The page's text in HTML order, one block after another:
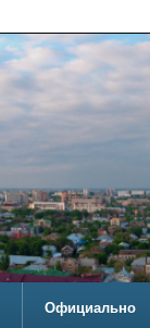
Официально